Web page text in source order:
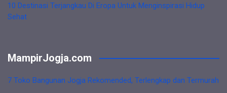
10 Destinasi Terjangkau Di Eropa Untuk Menginspirasi Hidup
Sehat
MampirJogja.com
7 Toko Bangunan Jogja Rekomended, Terlengkap dan Termurah